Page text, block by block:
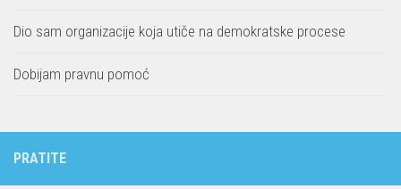
Dio sam organizacije koja utiče na demokratske procese
Dobijam pravnu pomoć
PRATITE